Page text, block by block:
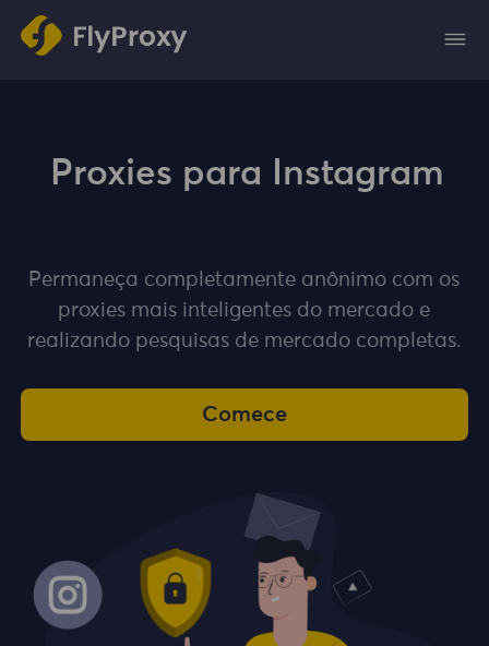
Proxies para Instagram
Permaneça completamente anônimo com os
proxies mais inteligentes do mercado e
realizando pesquisas de mercado completas.
Comece